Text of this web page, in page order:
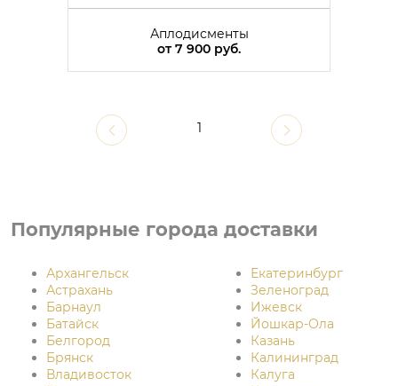
Аплодисменты
от7 900 руб.
1
Популярные города доставки
Архангельск
Астрахань
Барнаул
Батайск
Белгород
Брянск
Владивосток
Екатеринбург
Зеленоград
Ижевск
Йошкар-Ола
Казань
Калининград
Калуга